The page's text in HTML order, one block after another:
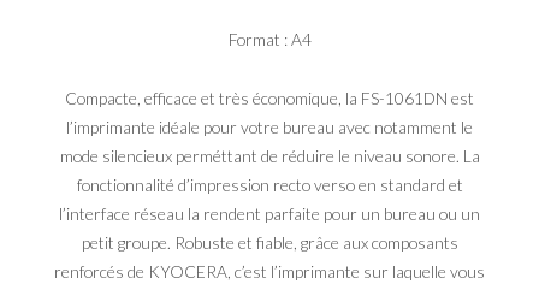
Format : A4
Compacte, efficace et très économique, la FS-1061DN est
l’imprimante idéale pour votre bureau avec notamment le
mode silencieux perméttant de réduire le niveau sonore. La
fonctionnalité d’impression recto verso en standard et
l’interface réseau la rendent parfaite pour un bureau ou un
petit groupe. Robuste et fiable, grâce aux composants
renforcés de KYOCERA, c’est l’imprimante sur laquelle vous